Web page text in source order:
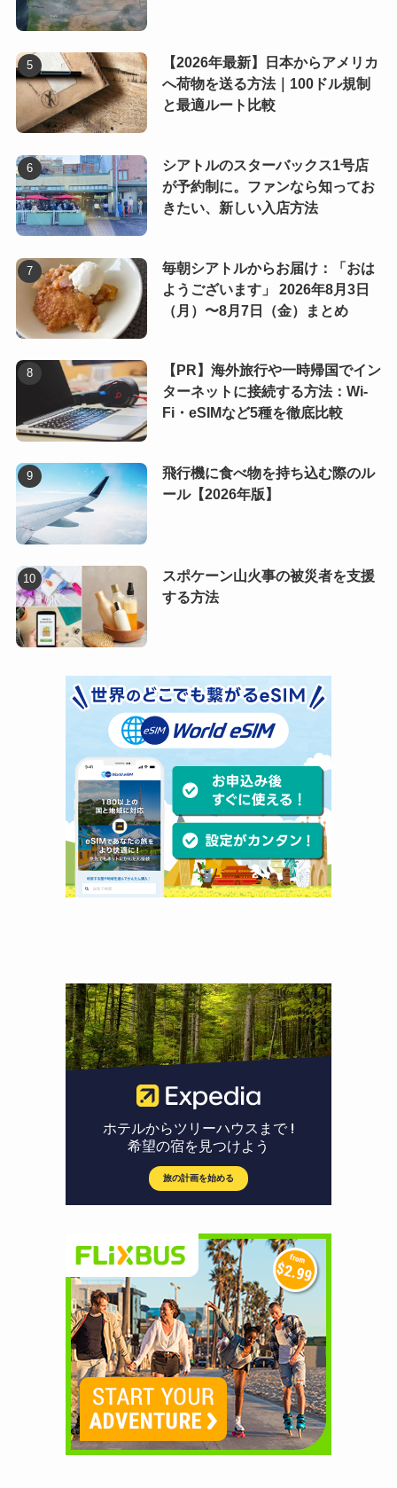
【2026年最新】日本からアメリカ
へ荷物を送る方法｜100ドル規制
と最適ルート比較
シアトルのスターバックス1号店
が予約制に。ファンなら知ってお
きたい、新しい入店方法
毎朝シアトルからお届け：「おは
ようございます」 2026年8月3日
（月）〜8月7日（金）まとめ
【PR】海外旅行や一時帰国でイン
ターネットに接続する方法：Wi-
Fi・eSIMなど5種を徹底比較
飛行機に食べ物を持ち込む際のル
ール【2026年版】
スポケーン山火事の被災者を支援
する方法